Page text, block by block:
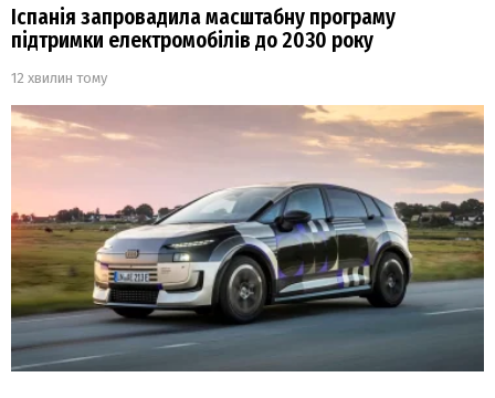
Іспанія запровадила масштабну програму
підтримки електромобілів до 2030 року
12 хвилин тому